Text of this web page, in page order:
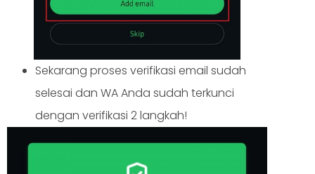
Sekarang proses verifikasi email sudah
selesai dan WA Anda sudah terkunci
dengan verifikasi 2 langkah!